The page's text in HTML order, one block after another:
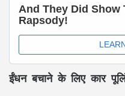
ईंधन बचाने के लिए कार